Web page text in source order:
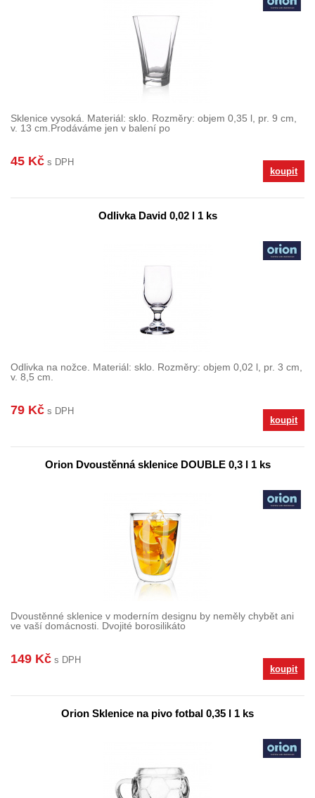
Sklenice vysoká. Materiál: sklo. Rozměry: objem 0,35 l, pr. 9 cm,
v. 13 cm.Prodáváme jen v balení po
45 Kč s DPH
koupit
Odlivka David 0,02 l 1 ks
Odlivka na nožce. Materiál: sklo. Rozměry: objem 0,02 l, pr. 3 cm,
v. 8,5 cm.
79 Kč s DPH
koupit
Orion Dvoustěnná sklenice DOUBLE 0,3 l 1 ks
Dvoustěnné sklenice v moderním designu by neměly chybět ani
ve vaší domácnosti. Dvojité borosilikáto
149 Kč s DPH
koupit
Orion Sklenice na pivo fotbal 0,35 l 1 ks